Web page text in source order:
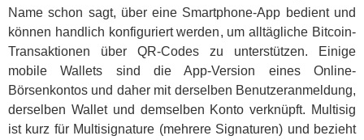
Name schon sagt, über eine Smartphone-App bedient und
können handlich konfiguriert werden, um alltägliche Bitcoin-
Transaktionen über QR-Codes zu unterstützen. Einige
mobile Wallets sind die App-Version eines Online-
Börsenkontos und daher mit derselben Benutzeranmeldung,
derselben Wallet und demselben Konto verknüpft. Multisig
ist kurz für Multisignature (mehrere Signaturen) und bezieht